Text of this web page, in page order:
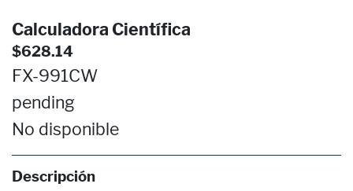
Calculadora Científica
$628.14
FX-991CW
pending
No disponible
Descripción